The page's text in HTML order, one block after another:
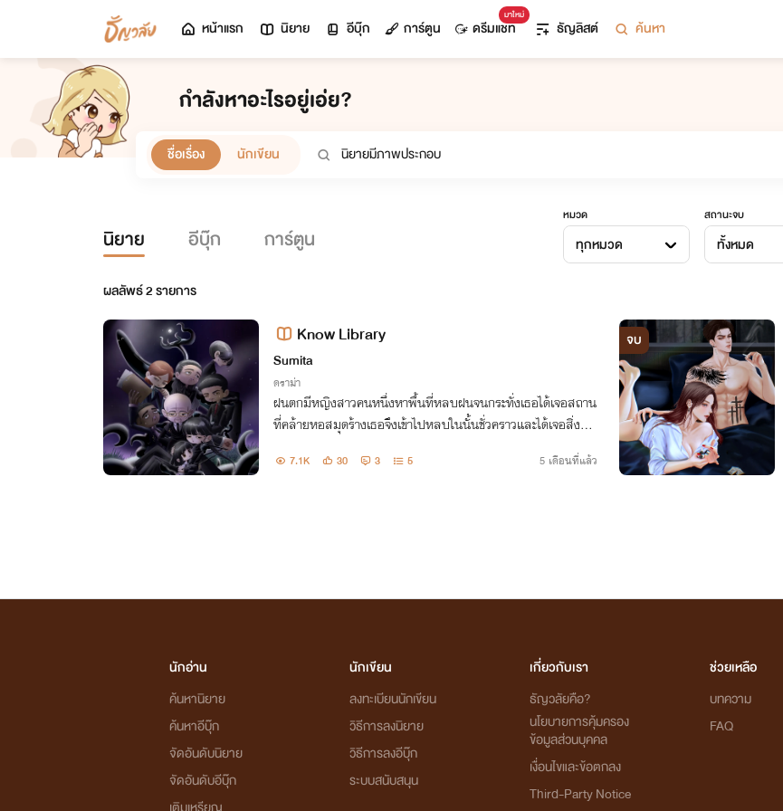
หน้าแรก นิยาย อีบุ๊ก การ์ตูน
มาใหม่
ดรีมแชท ธัญลิสต์ ค้นหา
กำลังหาอะไรอยู่เอ่ย?
ชื่อเรื่อง นักเขียน
นิยาย อีบุ๊ก การ์ตูน
หมวด
ทุกหมวด
สถานะจบ
ทั้งหมด
ผลลัพธ์2รายการ
Know Library
Sumita
ดราม่า
ฝนตกมีหญิงสาวคนหนึ่งหาพื้นที่หลบฝนจนกระทั่งเธอได้เจอสถาน
ที่คล้ายหอสมุดร้างเธอจึงเข้าไปหลบในนั้นชั่วคราวและได้เจอสิ่งมีชี
ปลดปล่อยตลอดกาล
7.1K 30 3 5 5 เดือนที่แล้ว
จบ
นักอ่าน
ค้นหานิยาย
ค้นหาอีบุ๊ก
จัดอันดับนิยาย
จัดอันดับอีบุ๊ก
นักเขียน
ลงทะเบียนนักเขียน
วิธีการลงนิยาย
วิธีการลงอีบุ๊ก
ระบบสนับสนุน
เกี่ยวกับเรา
ธัญวลัยคือ?
นโยบายการคุ้มครอง
ข้อมูลส่วนบุคคล
เงื่อนไขและข้อตกลง
Third-Party Notice
ช่วยเหลือ
บทความ
FAQ